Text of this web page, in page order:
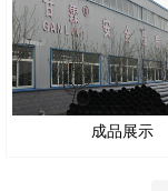
成品展示